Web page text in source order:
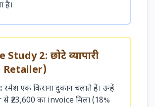
है।
Study 2: छोटे व्यापारी
Retailer)
रमेश एक किराना दुकान चलाते हैं। उन्हें
₹23,600 का invoice मिला (18%